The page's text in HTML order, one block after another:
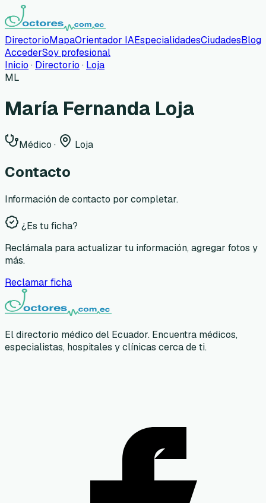
DirectorioMapaOrientador IAEspecialidadesCiudadesBlog
AccederSoy profesional
Inicio · Directorio · Loja
ML
María Fernanda Loja
Médico · Loja
Contacto
Información de contacto por completar.
¿Es tu ficha?
Reclámala para actualizar tu información, agregar fotos y
más.
Reclamar ficha
El directorio médico del Ecuador. Encuentra médicos,
especialistas, hospitales y clínicas cerca de ti.